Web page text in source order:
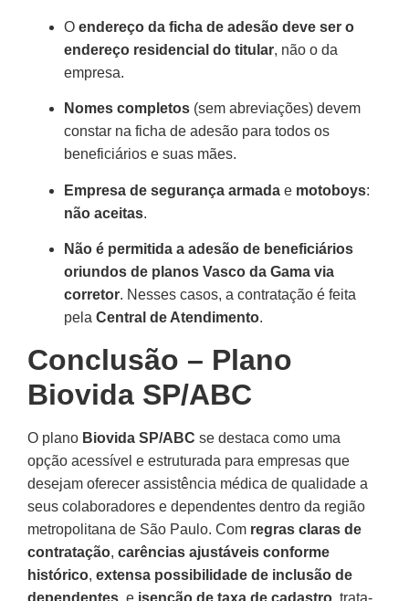
O endereço da ficha de adesão deve ser o
endereço residencial do titular, não o da
empresa.
Nomes completos (sem abreviações) devem
constar na ficha de adesão para todos os
beneficiários e suas mães.
Empresa de segurança armada e motoboys:
não aceitas.
Não é permitida a adesão de beneficiários
oriundos de planos Vasco da Gama via
corretor. Nesses casos, a contratação é feita
pela Central de Atendimento.
Conclusão – Plano
Biovida SP/ABC
O plano Biovida SP/ABC se destaca como uma
opção acessível e estruturada para empresas que
desejam oferecer assistência médica de qualidade a
seus colaboradores e dependentes dentro da região
metropolitana de São Paulo. Com regras claras de
contratação, carências ajustáveis conforme
histórico, extensa possibilidade de inclusão de
dependentes, e isenção de taxa de cadastro, trata-